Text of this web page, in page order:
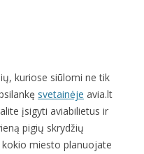
kuriose siūlomi ne tik
svetainėje avia.lt
įsigyti aviabilietus ir
pigių skrydžių
kokio miesto planuojate